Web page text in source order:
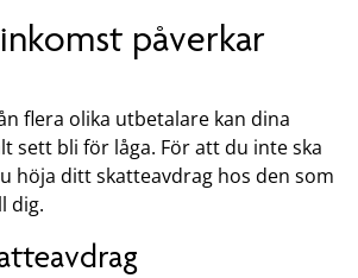
påverkar
flera olika utbetalare kan dina
sett bli för låga. För att du inte ska
höja ditt skatteavdrag hos den som
dig.